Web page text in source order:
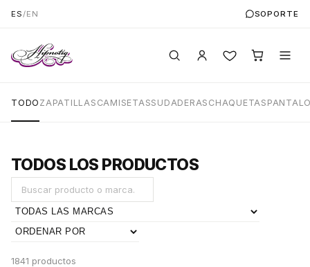
ES /EN SOPORTE
TODO ZAPATILLAS CAMISETASSUDADERAS CHAQUETAS
TODOS LOS PRODUCTOS
1841 productos